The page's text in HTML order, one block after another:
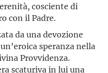
cosciente di
con il Padre.
da una devozione
speranza nella
Provvidenza.
scaturiva in lui una